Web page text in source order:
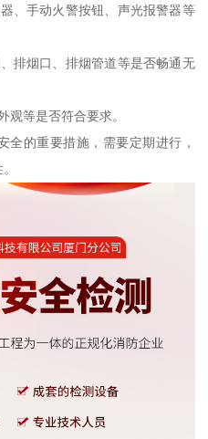
、手动火警按钮、声光报警器等
排烟口、排烟管道等是否畅通无
观等是否符合要求。
全的重要措施，需要定期进行，